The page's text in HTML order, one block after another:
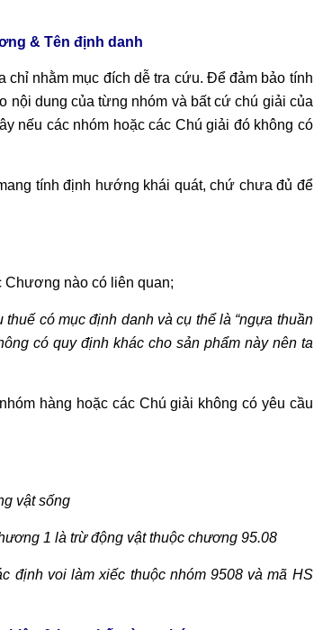
& Tên định danh
nhằm mục đích dễ tra cứu. Để đảm bảo tính
nội dung của từng nhóm và bất cứ chú giải của
nếu các nhóm hoặc các Chú giải đó không có
tính định hướng khái quát, chứ chưa đủ để
Chương nào có liên quan;
có mục định danh và cụ thể là “ngựa thuần
có quy định khác cho sản phẩm này nên ta
hàng hoặc các Chú giải không có yêu cầu
vật sống
1 là trừ động vật thuộc chương 95.08
định voi làm xiếc thuộc nhóm 9508 và mã HS